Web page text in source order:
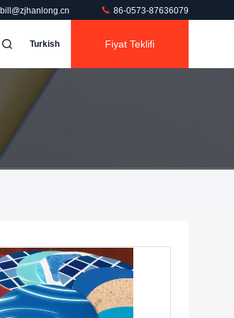
bill@zjhanlong.cn 86-0573-87636079
Turkish Fiyat Teklifi